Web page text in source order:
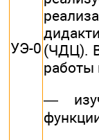
УЭ-0 (ЧДЦ).
работы
—